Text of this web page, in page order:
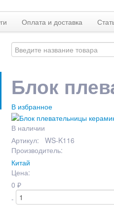
Оплата и доставка
Блок
В избранное
В наличии
Артикул: WS-K116
Производитель:
Китай
Цена:
0 ₽
-